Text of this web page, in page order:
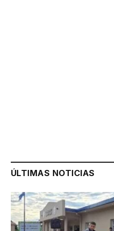
ÚLTIMAS NOTICIAS